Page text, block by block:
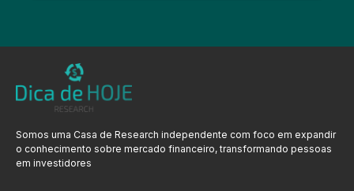
Somos uma Casa de Research independente com foco em expandir
o conhecimento sobre mercado financeiro, transformando pessoas
em investidores